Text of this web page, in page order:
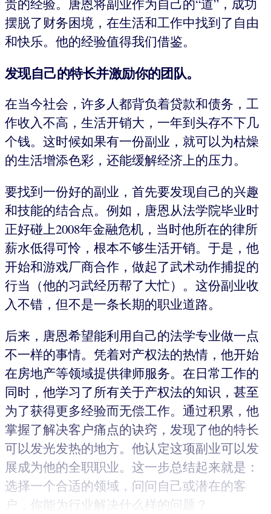
贵的经验。唐恩将副业作为自己的“道”，成功
摆脱了财务困境，在生活和工作中找到了自由
和快乐。他的经验值得我们借鉴。
发现自己的特长并激励你的团队。
在当今社会，许多人都背负着贷款和债务，工
作收入不高，生活开销大，一年到头存不下几
个钱。这时候如果有一份副业，就可以为枯燥
的生活增添色彩，还能缓解经济上的压力。
要找到一份好的副业，首先要发现自己的兴趣
和技能的结合点。例如，唐恩从法学院毕业时
正好碰上2008年金融危机，当时他所在的律所
薪水低得可怜，根本不够生活开销。于是，他
开始和游戏厂商合作，做起了武术动作捕捉的
行当（他的习武经历帮了大忙）。这份副业收
入不错，但不是一条长期的职业道路。
后来，唐恩希望能利用自己的法学专业做一点
不一样的事情。凭着对产权法的热情，他开始
在房地产等领域提供律师服务。在日常工作的
同时，他学习了所有关于产权法的知识，甚至
为了获得更多经验而无偿工作。通过积累，他
掌握了解决客户痛点的诀窍，发现了他的特长
可以发光发热的地方。他认定这项副业可以发
展成为他的全职职业。这一步总结起来就是：
选择一个合适的领域，问问自己或潜在的客
户，你能为行业解决什么样的问题？